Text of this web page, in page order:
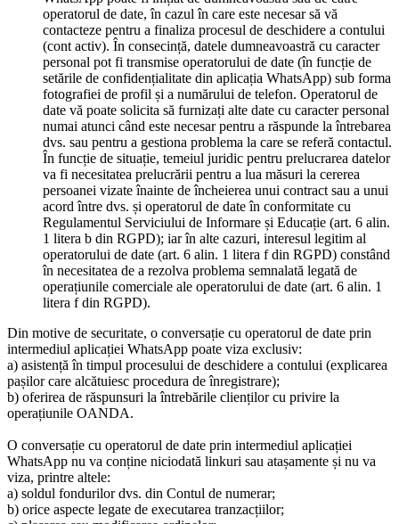
operatorul de date, în cazul în care este necesar să vă
contacteze pentru a finaliza procesul de deschidere a contului
(cont activ). În consecință, datele dumneavoastră cu caracter
personal pot fi transmise operatorului de date (în funcție de
setările de confidențialitate din aplicația WhatsApp) sub forma
fotografiei de profil și a numărului de telefon. Operatorul de
date vă poate solicita să furnizați alte date cu caracter personal
numai atunci când este necesar pentru a răspunde la întrebarea
dvs. sau pentru a gestiona problema la care se referă contactul.
În funcție de situație, temeiul juridic pentru prelucrarea datelor
va fi necesitatea prelucrării pentru a lua măsuri la cererea
persoanei vizate înainte de încheierea unui contract sau a unui
acord între dvs. și operatorul de date în conformitate cu
Regulamentul Serviciului de Informare și Educație (art. 6 alin.
1 litera b din RGPD); iar în alte cazuri, interesul legitim al
operatorului de date (art. 6 alin. 1 litera f din RGPD) constând
în necesitatea de a rezolva problema semnalată legată de
operațiunile comerciale ale operatorului de date (art. 6 alin. 1
litera f din RGPD).
Din motive de securitate, o conversație cu operatorul de date prin
intermediul aplicației WhatsApp poate viza exclusiv:
a) asistență în timpul procesului de deschidere a contului (explicarea
pașilor care alcătuiesc procedura de înregistrare);
b) oferirea de răspunsuri la întrebările clienților cu privire la
operațiunile OANDA.
O conversație cu operatorul de date prin intermediul aplicației
WhatsApp nu va conține niciodată linkuri sau atașamente și nu va
viza, printre altele:
a) soldul fondurilor dvs. din Contul de numerar;
b) orice aspecte legate de executarea tranzacțiilor;